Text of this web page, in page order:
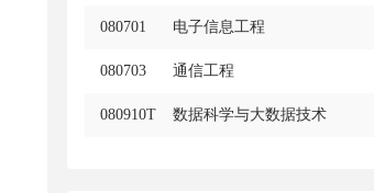
080701 电子信息工程
080703 通信工程
080910T 数据科学与大数据技术